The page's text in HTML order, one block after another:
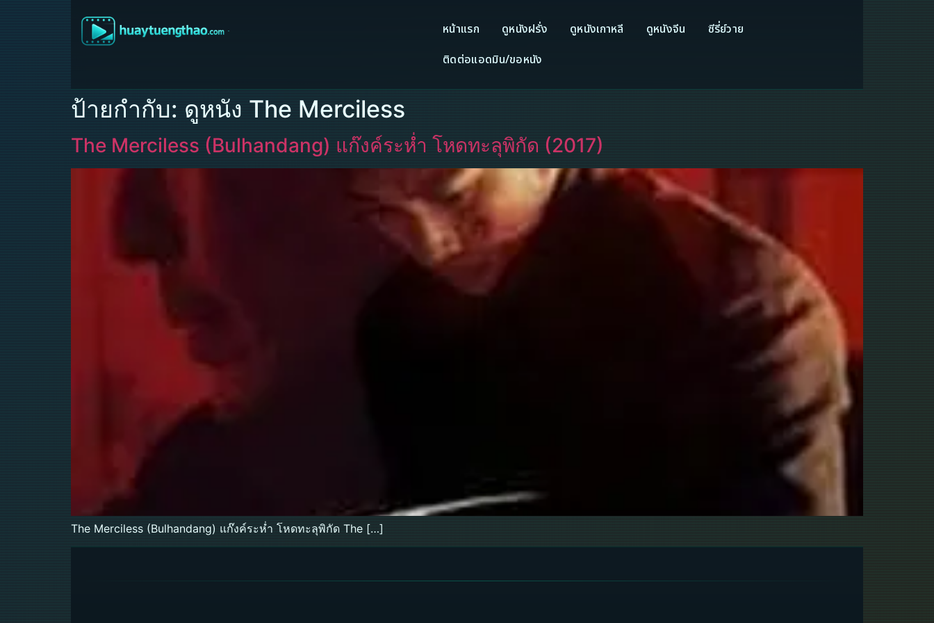
หน้าแรก ดูหนังฝรั่ง ดูหนังเกาหลี ดูหนังจีน
ซีรี่ย์วาย
ติดต่อแอดมิน/ขอหนัง
ป้ายกำกับ: ดูหนัง The Merciless
The Merciless (Bulhandang) แก๊งค์ระห่ำ โหดทะลุพิกัด (2017)
The Merciless (Bulhandang) แก๊งค์ระห่ำ โหดทะลุพิกัด The […]